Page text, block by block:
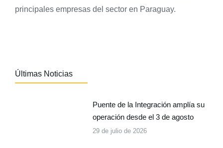
principales empresas del sector en Paraguay.
Últimas Noticias
Puente de la Integración amplía su
operación desde el 3 de agosto
29 de julio de 2026